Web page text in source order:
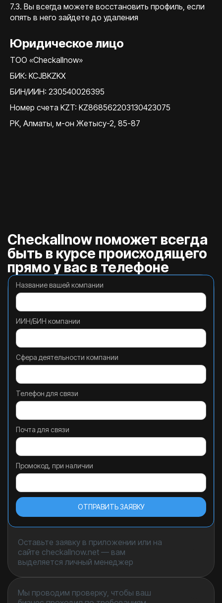
7.3. Вы всегда можете восстановить профиль, если
опять в него зайдете до удаления
Юридическое лицо
TOO «Checkallnow»
БИК: KCJBKZKX
БИН/ИИН: 230540026395
Номер счета KZT: KZ868562203130423075
РК, Алматы, м-он Жетысу-2, 85-87
Checkallnow поможет всегда
быть в курсе происходящего
прямо у вас в телефоне
Название вашей компании
ИИН/БИН компании
Сфера деятельности компании
Телефон для связи
Почта для связи
Промокод, при наличии
Оставьте заявку в приложении или на
сайте checkallnow.net — вам
выделяется личный менеджер
Мы проводим проверку, чтобы ваш